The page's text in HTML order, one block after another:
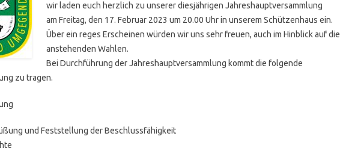
wir laden euch herzlich zu unserer diesjährigen Jahreshauptversammlung
am Freitag, den 17. Februar 2023 um 20.00 Uhr in unserem Schützenhaus ein.
Über ein reges Erscheinen würden wir uns sehr freuen, auch im Hinblick auf die
anstehenden Wahlen.
Bei Durchführung der Jahreshauptversammlung kommt die folgende
zu tragen.
und Feststellung der Beschlussfähigkeit